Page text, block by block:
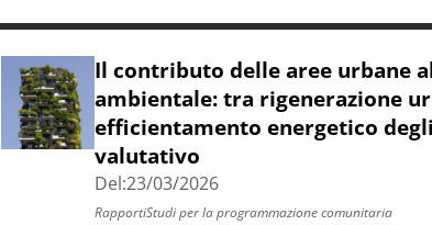
Il contributo delle aree urbane
ambientale: tra rigenerazione
efficientamento energetico
valutativo
Del:23/03/2026
RapportiStudi per la programmazione comunitaria